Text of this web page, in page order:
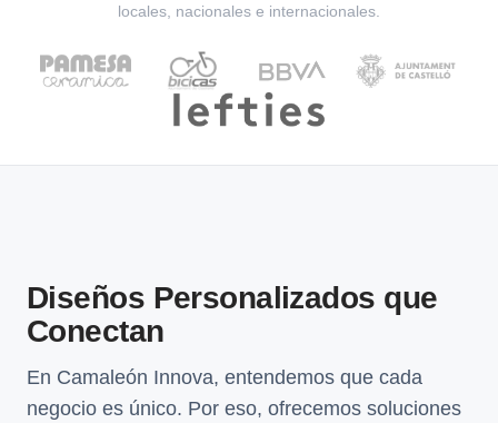
locales, nacionales e internacionales.
Diseños Personalizados que
Conectan
En Camaleón Innova, entendemos que cada
negocio es único. Por eso, ofrecemos soluciones